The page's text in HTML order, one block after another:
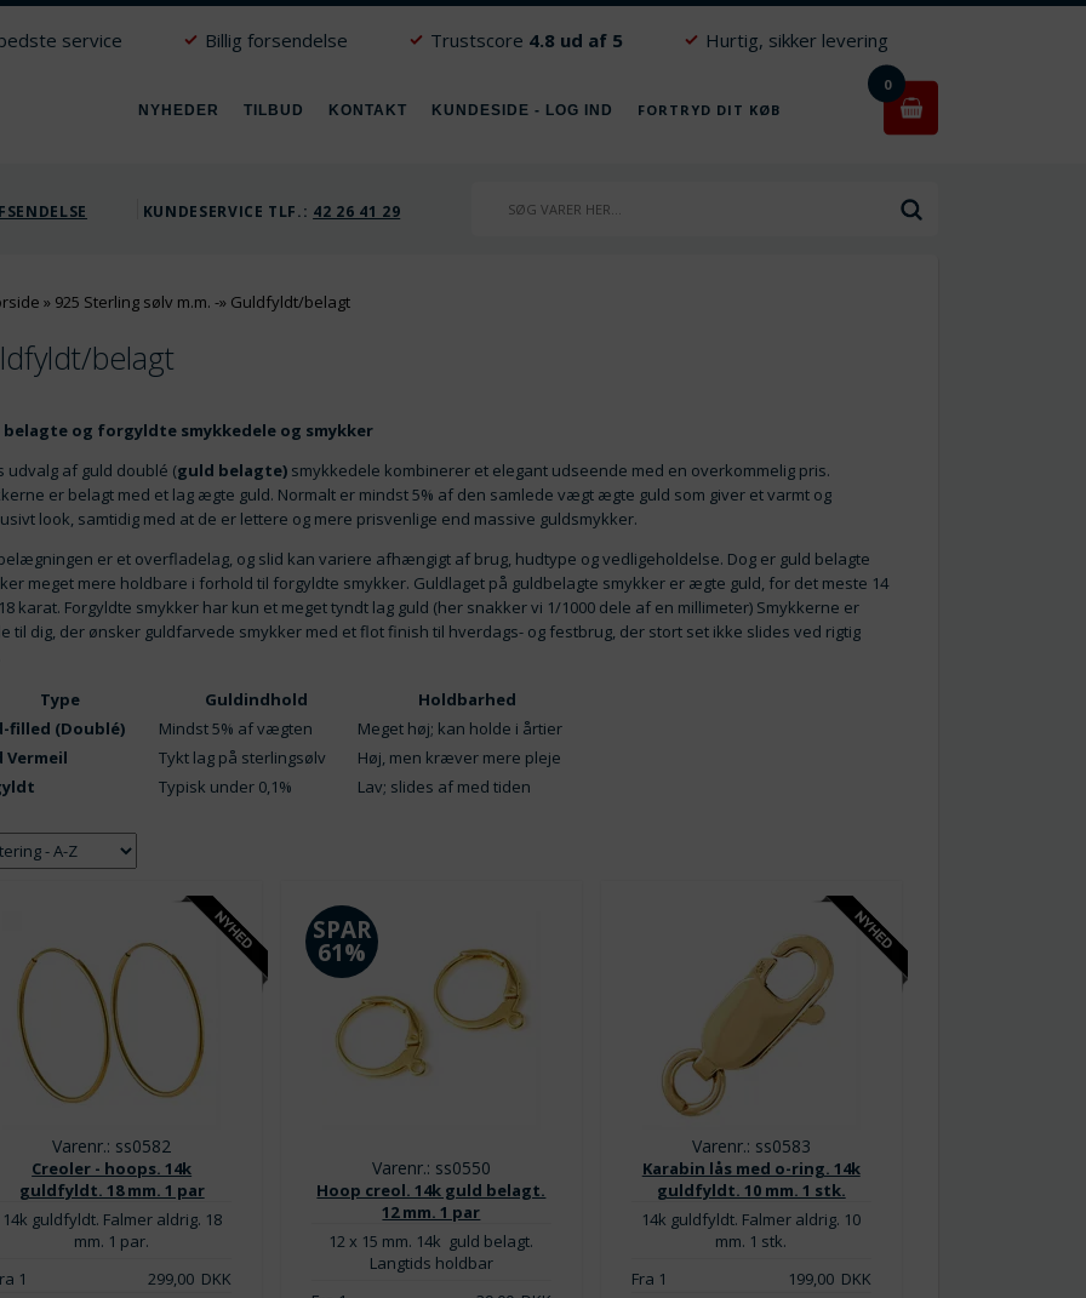
bedste service Billig forsendelse Trustscore 4.8 ud af 5 Hurtig, sikker levering
NYHEDER TILBUD KONTAKT KUNDESIDE - LOG IND FORTRYD DIT KØB
0
KUNDESERVICE TLF.: 42 26 41 29
» 925 Sterling sølv m.m. -» Guldfyldt/belagt
belagt
belagte og forgyldte smykkedele og smykker
udvalg af guld doublé (guld belagte) smykkedele kombinerer et elegant udseende med en overkommelig pris.
er belagt med et lag ægte guld. Normalt er mindst 5% af den samlede vægt ægte guld som giver et varmt og
look, samtidig med at de er lettere og mere prisvenlige end massive guldsmykker.
er et overfladelag, og slid kan variere afhængigt af brug, hudtype og vedligeholdelse. Dog er guld belagte
meget mere holdbare i forhold til forgyldte smykker. Guldlaget på guldbelagte smykker er ægte guld, for det meste 14
karat. Forgyldte smykker har kun et meget tyndt lag guld (her snakker vi 1/1000 dele af en millimeter) Smykkerne er
til dig, der ønsker guldfarvede smykker med et flot finish til hverdags- og festbrug, der stort set ikke slides ved rigtig
Type
Guldindhold
Holdbarhed
filled (Doublé)
Mindst 5% af vægten
Meget høj; kan holde i årtier
Vermeil
Tykt lag på sterlingsølv
Høj, men kræver mere pleje
Typisk under 0,1% Lav; slides af med tiden
Varenr.: ss0582
Creoler - hoops. 14k
guldfyldt. 18 mm. 1 par
14k guldfyldt. Falmer aldrig. 18
mm. 1 par.
1
299,00 DKK
SPAR
61%
Varenr.: ss0550
Hoop creol. 14k guld belagt.
12 mm. 1 par
12 x 15 mm. 14k guld belagt.
Langtids holdbar
Varenr.: ss0583
Karabin lås med o-ring. 14k
guldfyldt. 10 mm. 1 stk.
14k guldfyldt. Falmer aldrig. 10
mm. 1 stk.
Fra 1
199,00DKK